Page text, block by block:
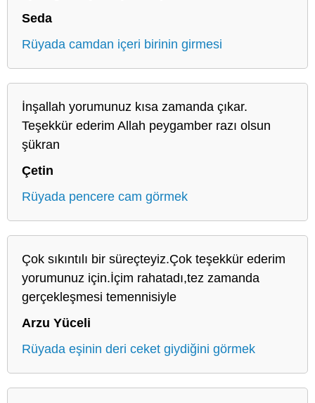
Seda
Rüyada camdan içeri birinin girmesi
İnşallah yorumunuz kısa zamanda çıkar.
Teşekkür ederim Allah peygamber razı olsun
şükran
Çetin
Rüyada pencere cam görmek
Çok sıkıntılı bir süreçteyiz.Çok teşekkür ederim
yorumunuz için.İçim rahatadı,tez zamanda
gerçekleşmesi temennisiyle
Arzu Yüceli
Rüyada eşinin deri ceket giydiğini görmek